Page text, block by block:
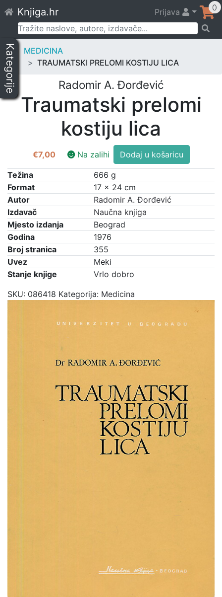
to
content
Knjiga.hr Prijava 0
Pretraži:
Kategorije
MEDICINA
TRAUMATSKI PRELOMI KOSTIJU LICA
Radomir A. Đorđević
Traumatski prelomi
kostiju lica
€7,00 Na zalihi
Traumatski
prelomi
kostiju
lica
količina
Dodaj u košaricu
Težina
666 g
Format
17 × 24 cm
Autor
Radomir A. Đorđević
Izdavač
Naučna knjiga
Mjesto izdanja
Beograd
Godina
1976
Broj stranica
355
Uvez
Meki
Stanje knjige
Vrlo dobro
SKU: 086418 Kategorija: Medicina